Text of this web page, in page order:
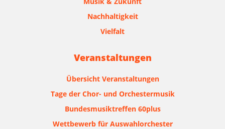
Nachhaltigkeit
Vielfalt
Veranstaltungen
Übersicht Veranstaltungen
Tage der Chor- und Orchestermusik
Bundesmusiktreffen 60plus
Wettbewerb für Auswahlorchester